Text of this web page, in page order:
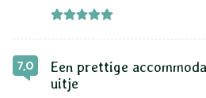
7,0
Een prettige
uitje